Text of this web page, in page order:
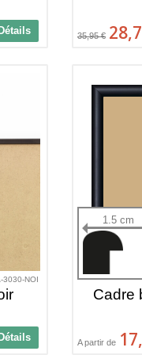
Détails 35,95 €
3030-NOI
Détails
1.5 cm
Cadre
A partir de